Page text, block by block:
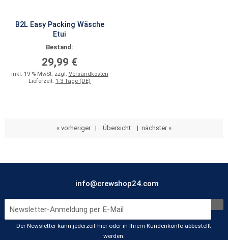
B2L Easy Packing Wäsche
Etui
Bestand:
29,99 €
inkl. 19 % MwSt. zzgl. Versandkosten
Lieferzeit: 1-3 Tage (DE)
« vorheriger | Übersicht | nächster »
info@crewshop24.com
Der Newsletter kann jederzeit hier oder in Ihrem Kundenkonto abbestellt
werden.